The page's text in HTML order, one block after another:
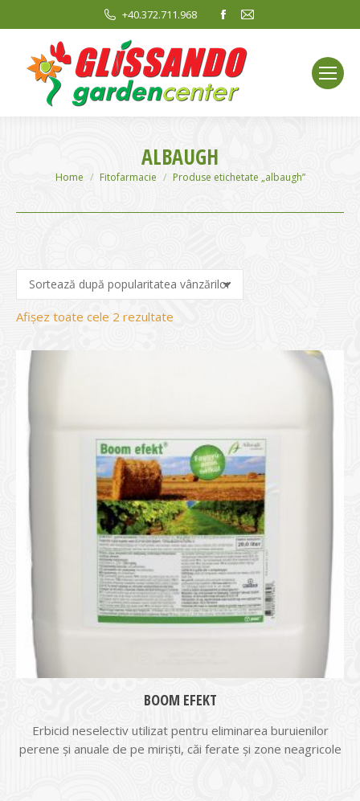
+40.372.711.968
Facebook
opens
in
new
window
Mail
window
ALBAUGH
You are here:
Home Fitofarmacie Produse etichetate „albaugh”
Afișez toate cele 2 rezultate
BOOM EFEKT
Erbicid neselectiv utilizat pentru eliminarea buruienilor
perene şi anuale de pe mirişti, căi ferate şi zone neagricole